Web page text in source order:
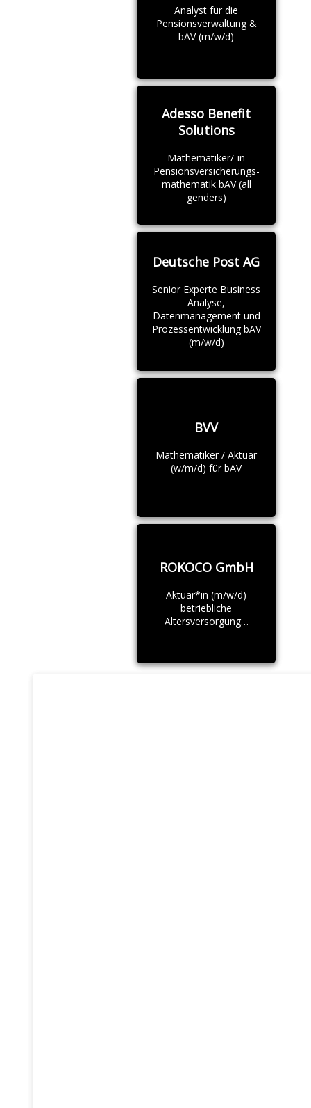
Analyst für die
Pensionsverwaltung &
bAV (m/w/d)
Adesso Benefit
Solutions
Mathematiker/-in
Pensionsversicherungs-
mathematik bAV (all
genders)
Deutsche Post AG
Senior Experte Business
Analyse,
Datenmanagement und
Prozessentwicklung bAV
(m/w/d)
BVV
Mathematiker / Aktuar
(w/m/d) für bAV
ROKOCO GmbH
Aktuar*in (m/w/d)
betriebliche
Altersversorgung…